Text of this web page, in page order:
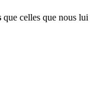
que celles que nous lui